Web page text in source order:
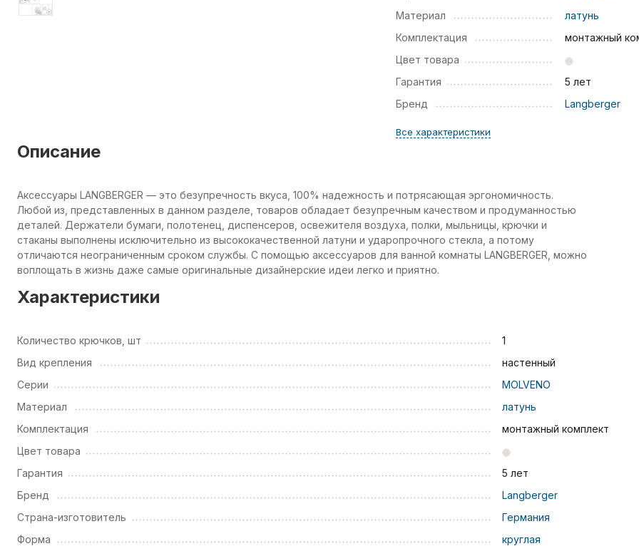
Материал
латунь
Комплектация
монтажный
Цвет товара
Гарантия
5 лет
Бренд
Langberger
Все характеристики
Описание
Аксессуары LANGBERGER — это безупречность вкуса, 100% надежность и потрясающая эргономичность.
Любой из, представленных в данном разделе, товаров обладает безупречным качеством и продуманностью
деталей. Держатели бумаги, полотенец, диспенсеров, освежителя воздуха, полки, мыльницы, крючки и
стаканы выполнены исключительно из высококачественной латуни и ударопрочного стекла, а потому
отличаются неограниченным сроком службы. С помощью аксессуаров для ванной комнаты LANGBERGER, можно
воплощать в жизнь даже самые оригинальные дизайнерские идеи легко и приятно.
Характеристики
Количество крючков, шт
1
Вид крепления
настенный
Серии
MOLVENO
Материал
латунь
Комплектация
монтажный комплект
Цвет товара
Гарантия
5 лет
Бренд
Langberger
Страна-изготовитель
Германия
Форма
круглая